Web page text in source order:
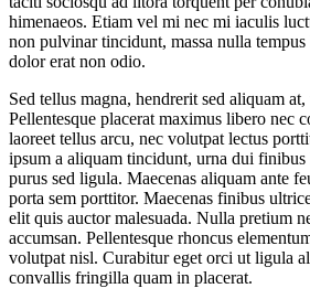
himenaeos. Etiam vel mi nec mi iaculis
non pulvinar tincidunt, massa nulla tempus
dolor erat non odio.
Sed tellus magna, hendrerit sed aliquam at,
Pellentesque placerat maximus libero nec
laoreet tellus arcu, nec volutpat lectus
ipsum a aliquam tincidunt, urna dui finibus
purus sed ligula. Maecenas aliquam ante
porta sem porttitor. Maecenas finibus
elit quis auctor malesuada. Nulla pretium
accumsan. Pellentesque rhoncus
volutpat nisl. Curabitur eget orci ut ligula
convallis fringilla quam in placerat.